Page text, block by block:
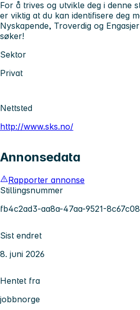
For å trives og utvikle deg i denne
er viktig at du kan identifisere deg
Nyskapende, Troverdig og
søker!
Sektor
Privat
Nettsted
http://www.sks.no/
Annonsedata
Rapporter annonse
Stillingsnummer
fb4c2ad3-aa8a-47aa-9521-
Sist endret
8. juni 2026
Hentet fra
jobbnorge